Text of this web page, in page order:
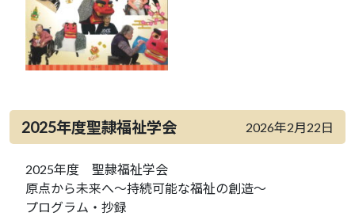
2025年度聖隷福祉学会 2026年2月22日
2025年度 聖隷福祉学会
原点から未来へ～持続可能な福祉の創造～
プログラム・抄録